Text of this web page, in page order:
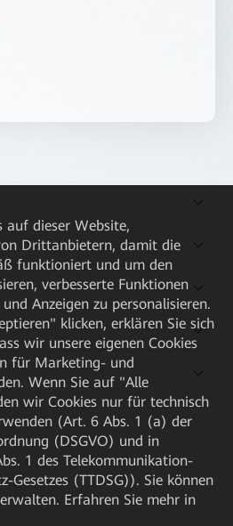
auf dieser Website,
Drittanbietern, damit die
funktioniert und um den
verbesserte Funktionen
Anzeigen zu personalisieren.
klicken, erklären Sie sich
wir unsere eigenen Cookies
für Marketing- und
Wenn Sie auf "Alle
wir Cookies nur für technisch
(Art. 6 Abs. 1 (a) der
(DSGVO) und in
1 des Telekommunikation-
Gesetzes (TTDSG)). Sie können
Erfahren Sie mehr in